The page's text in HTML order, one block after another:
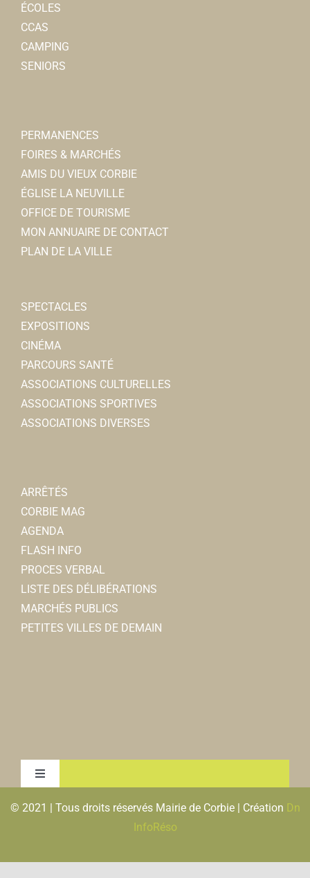
ÉCOLES
CCAS
CAMPING
SENIORS
PERMANENCES
FOIRES & MARCHÉS
AMIS DU VIEUX CORBIE
ÉGLISE LA NEUVILLE
OFFICE DE TOURISME
MON ANNUAIRE DE CONTACT
PLAN DE LA VILLE
SPECTACLES
EXPOSITIONS
CINÉMA
PARCOURS SANTÉ
ASSOCIATIONS CULTURELLES
ASSOCIATIONS SPORTIVES
ASSOCIATIONS DIVERSES
ARRÊTÉS
CORBIE MAG
AGENDA
FLASH INFO
PROCES VERBAL
LISTE DES DÉLIBÉRATIONS
MARCHÉS PUBLICS
PETITES VILLES DE DEMAIN
Toggle
MENTIONS LEGALES & RGPD
© 2021 | Tous droits réservés Mairie de Corbie | Création Dn
InfoRéso